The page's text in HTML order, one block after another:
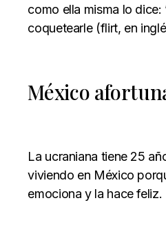
como ella misma lo dice:
coquetearle (flirt, en
México
La ucraniana tiene 25
viviendo en México
emociona y la hace feliz.